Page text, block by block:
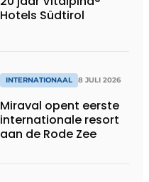
Hotels Südtirol
INTERNATIONAAL 8 JULI 2026
Miraval opent eerste
internationale resort
aan de Rode Zee